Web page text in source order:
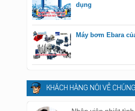
dụng
Máy bơm Ebara
KHÁCH HÀNG NÓI VỀ